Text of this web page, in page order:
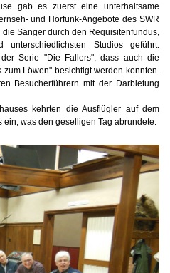
gab es zuerst eine unterhaltsame
und Hörfunk-Angebote des SWR
Sänger durch den Requisitenfundus,
Studios geführt.
Serie "Die Fallers", dass auch die
Löwen" besichtigt werden konnten.
Besucherführern mit der Darbietung
kehrten die Ausflügler auf dem
was den geselligen Tag abrundete.